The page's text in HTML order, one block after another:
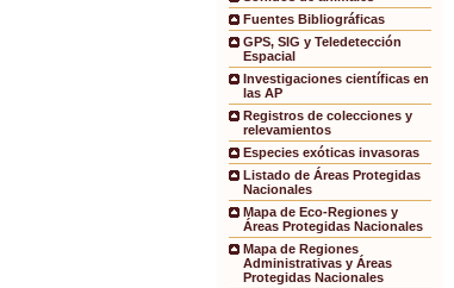
Fuentes Bibliográficas
GPS, SIG y Teledetección
Espacial
Investigaciones científicas en
las AP
Registros de colecciones y
relevamientos
Especies exóticas invasoras
Listado de Áreas Protegidas
Nacionales
Mapa de Eco-Regiones y
Áreas Protegidas Nacionales
Mapa de Regiones
Administrativas y Áreas
Protegidas Nacionales